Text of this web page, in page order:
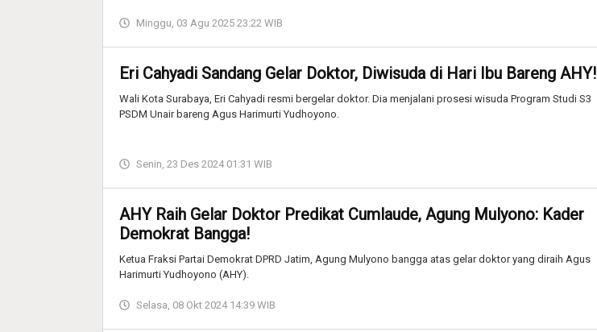
Minggu, 03 Agu 2025 23:22 WIB
Eri Cahyadi Sandang Gelar Doktor, Diwisuda di Hari Ibu Bareng AHY!
Wali Kota Surabaya, Eri Cahyadi resmi bergelar doktor. Dia menjalani prosesi wisuda Program Studi S3
PSDM Unair bareng Agus Harimurti Yudhoyono.
Senin, 23 Des 2024 01:31 WIB
AHY Raih Gelar Doktor Predikat Cumlaude, Agung Mulyono: Kader
Demokrat Bangga!
Ketua Fraksi Partai Demokrat DPRD Jatim, Agung Mulyono bangga atas gelar doktor yang diraih Agus
Harimurti Yudhoyono (AHY).
Selasa, 08 Okt 2024 14:39 WIB